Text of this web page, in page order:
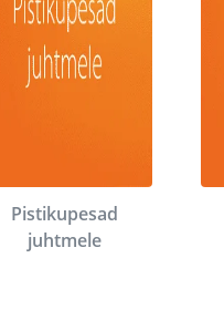
Pistikupesad
juhtmele